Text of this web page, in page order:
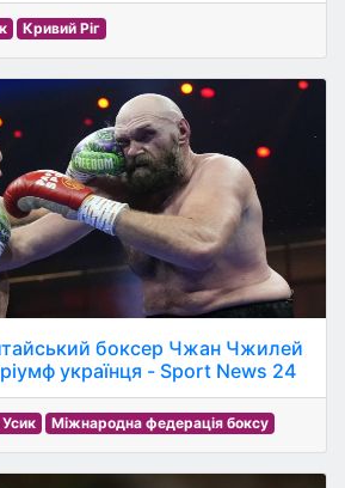
Кривий Ріг
боксер Чжан Чжилей
українця - Sport News 24
Міжнародна федерація боксу